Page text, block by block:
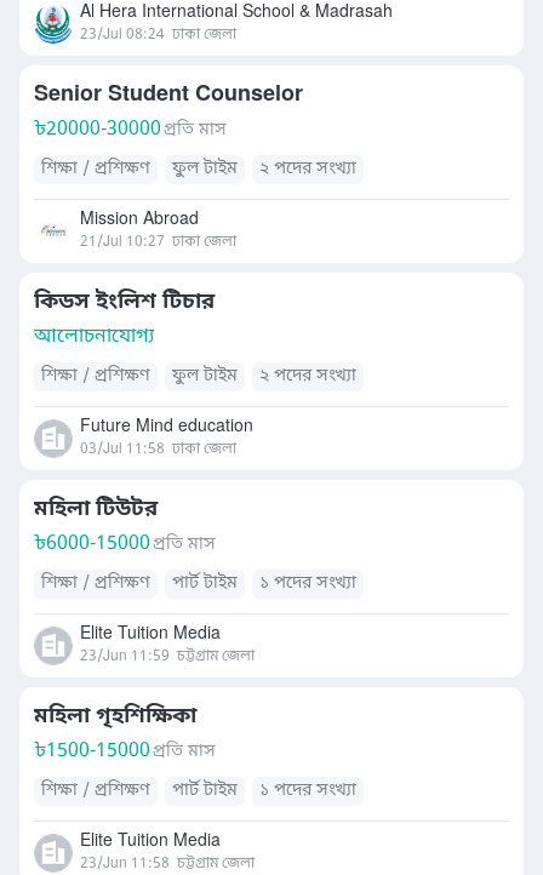
Al Hera International School & Madrasah
23/Jul 08:24 ঢাকা জেলা
Senior Student Counselor
৳20000-30000প্রতি মাস
শিক্ষা / প্রশিক্ষণ
ফুল টাইম ২ পদের সংখ্যা
Mission Abroad
21/Jul 10:27 ঢাকা জেলা
কিডস ইংলিশ টিচার
আলোচনাযোগ্য
শিক্ষা / প্রশিক্ষণ ফুল টাইম ২ পদের সংখ্যা
Future Mind education
03/Jul 11:58 ঢাকা জেলা
মহিলা টিউটর
৳6000-15000প্রতি মাস
শিক্ষা / প্রশিক্ষণ
পার্ট টাইম ১ পদের সংখ্যা
Elite Tuition Media
23/Jun 11:59 চট্টগ্রাম জেলা
মহিলা গৃহশিক্ষিকা
৳1500-15000প্রতি মাস
শিক্ষা / প্রশিক্ষণ
পার্ট টাইম ১ পদের সংখ্যা
Elite Tuition Media
23/Jun 11:58 চট্টগ্রাম জেলা